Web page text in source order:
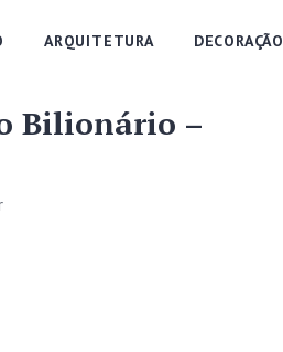
ARQUITETURA DECORAÇÃO
Bilionário –